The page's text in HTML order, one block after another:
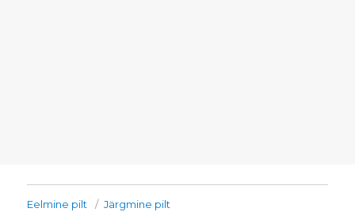
Eelmine pilt Järgmine pilt